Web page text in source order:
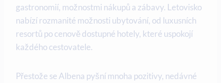
gastronomií, možnostmi nákupů a zábavy. Letovisko
nabízí rozmanité možnosti ubytování, od luxusních
resortů po cenově dostupné hotely, které uspokojí
každého cestovatele.
Přestože se Albena pyšní mnoha pozitivy, nedávné